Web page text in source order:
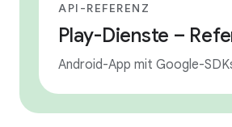
API-REFERENZ
Play-Dienste –
Android-App mit Google-